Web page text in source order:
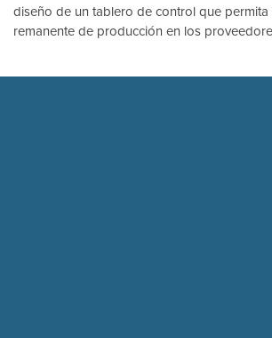
diseño de un tablero de control que
remanente de producción en los